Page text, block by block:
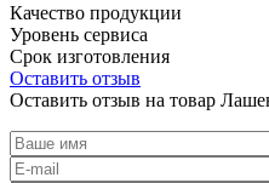
Качество продукции
Уровень сервиса
Срок изготовления
Оставить отзыв
Оставить отзыв на товар